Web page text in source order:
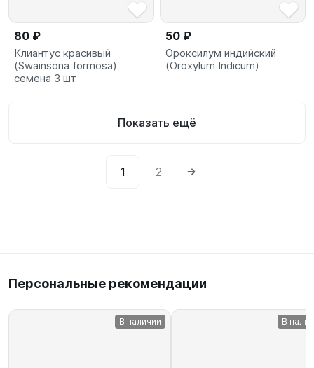
80 ₽
Клиантус красивый
(Swainsona formosa)
семена 3 шт
50 ₽
Ороксилум индийский
(Oroxylum Indicum)
Показать ещё
1 2
Персональные рекомендации
В наличии В